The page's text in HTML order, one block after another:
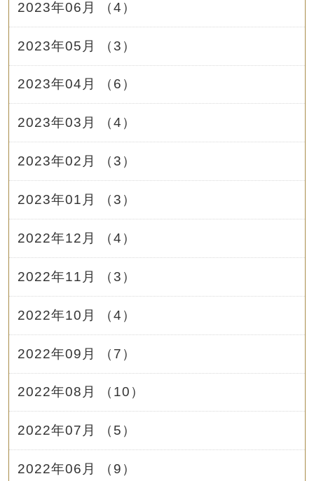
2023年06月 （4）
2023年05月 （3）
2023年04月 （6）
2023年03月 （4）
2023年02月 （3）
2023年01月 （3）
2022年12月 （4）
2022年11月 （3）
2022年10月 （4）
2022年09月 （7）
2022年08月 （10）
2022年07月 （5）
2022年06月 （9）